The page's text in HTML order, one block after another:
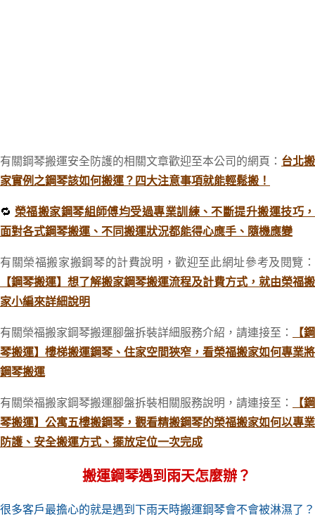
有關鋼琴搬運安全防護的相關文章歡迎至本公司的網頁： 台北搬
家實例之鋼琴該如何搬運？四大注意事項就能輕鬆搬！
🔁 榮福搬家鋼琴組師傅均受過專業訓練、不斷提升搬運技巧，
面對各式鋼琴搬運、不同搬運狀況都能得心應手、隨機應變
有關榮福搬家搬鋼琴的計費說明，歡迎至此網址參考及閱覽：
【鋼琴搬運】想了解搬家鋼琴搬運流程及計費方式，就由榮福搬
家小編來詳細說明
有關榮福搬家鋼琴搬運腳盤拆裝詳細服務介紹，請連接至：
【鋼
琴搬運】樓梯搬運鋼琴、住家空間狹窄，看榮福搬家如何專業將
鋼琴搬運
有關榮福搬家鋼琴搬運腳盤拆裝相關服務說明，請連接至：
【鋼
琴搬運】公寓五樓搬鋼琴，觀看精搬鋼琴的榮福搬家如何以專業
防護、安全搬運方式、擺放定位一次完成
搬運鋼琴遇到雨天怎麼辦？
很多客戶最擔心的就是遇到下雨天時搬運鋼琴會不會被淋濕了？